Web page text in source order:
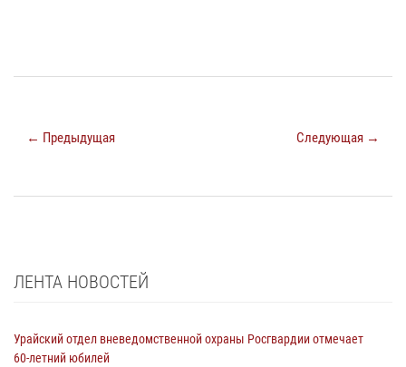
← Предыдущая Следующая →
ЛЕНТА НОВОСТЕЙ
Урайский отдел вневедомственной охраны Росгвардии отмечает
60-летний юбилей